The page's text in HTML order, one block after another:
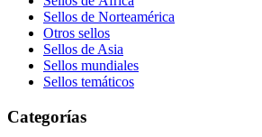
Sellos de Norteamérica
Otros sellos
Sellos de Asia
Sellos mundiales
Sellos temáticos
Categorías